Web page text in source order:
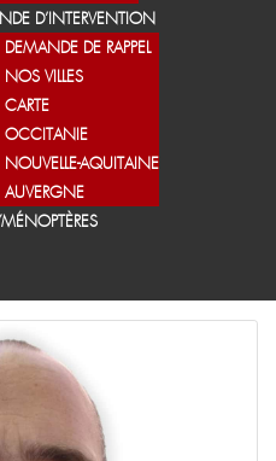
D’INTERVENTION
DEMANDE DE RAPPEL
NOS VILLES
CARTE
OCCITANIE
NOUVELLE-AQUITAINE
AUVERGNE